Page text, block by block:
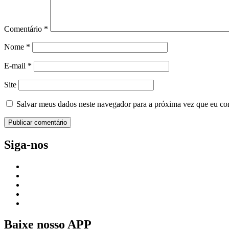
Comentário *
Nome *
E-mail *
Site
Salvar meus dados neste navegador para a próxima vez que eu
Siga-nos
Baixe nosso APP